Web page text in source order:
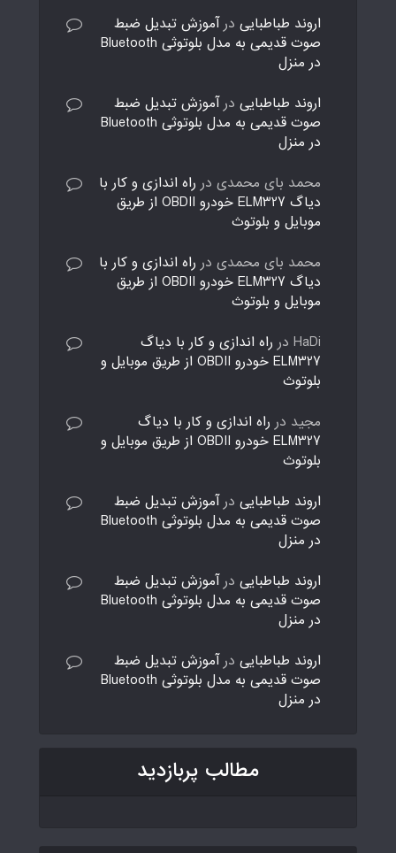
اروند طباطبایی درآموزش تبدیل ضبط
صوت قدیمی به مدل بلوتوثی Bluetooth
در منزل
اروند طباطبایی درآموزش تبدیل ضبط
صوت قدیمی به مدل بلوتوثی Bluetooth
در منزل
محمد بای محمدی در راه اندازی و کار با
دیاگ ELM327 خودرو OBDII از طریق
موبایل و بلوتوث
محمد بای محمدی در راه اندازی و کار با
دیاگ ELM327 خودرو OBDII از طریق
موبایل و بلوتوث
HaDi در راه اندازی و کار با دیاگ
ELM327 خودرو OBDII از طریق موبایل و
بلوتوث
مجید در راه اندازی و کار با دیاگ
ELM327 خودرو OBDII از طریق موبایل و
بلوتوث
اروند طباطبایی درآموزش تبدیل ضبط
صوت قدیمی به مدل بلوتوثی Bluetooth
در منزل
اروند طباطبایی درآموزش تبدیل ضبط
صوت قدیمی به مدل بلوتوثی Bluetooth
در منزل
اروند طباطبایی درآموزش تبدیل ضبط
صوت قدیمی به مدل بلوتوثی Bluetooth
در منزل
مطالب پربازدید